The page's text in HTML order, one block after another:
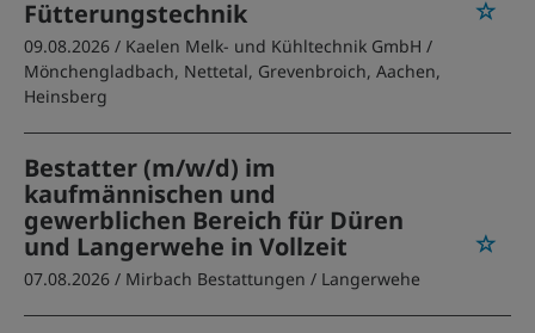
Fütterungstechnik
09.08.2026 / Kaelen Melk- und Kühltechnik GmbH /
Mönchengladbach, Nettetal, Grevenbroich, Aachen,
Heinsberg
Bestatter (m/w/d) im
kaufmännischen und
gewerblichen Bereich für Düren
und Langerwehe in Vollzeit
07.08.2026 / Mirbach Bestattungen / Langerwehe